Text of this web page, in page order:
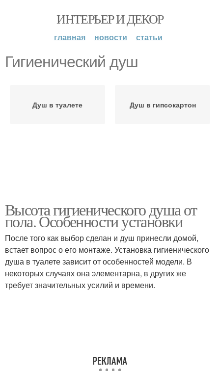
ИНТЕРЬЕР И ДЕКОР
главная новости статьи
Гигиенический душ
Душ в туалете Душ в гипсокартон
Высота гигиенического душа от
пола. Особенности установки
После того как выбор сделан и душ принесли домой,
встает вопрос о его монтаже. Установка гигиенического
душа в туалете зависит от особенностей модели. В
некоторых случаях она элементарна, в других же
требует значительных усилий и времени.